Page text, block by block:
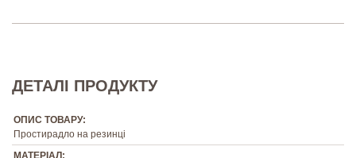
ДЕТАЛІ ПРОДУКТУ
ОПИС ТОВАРУ:
Простирадло на резинці
МАТЕРІАЛ: